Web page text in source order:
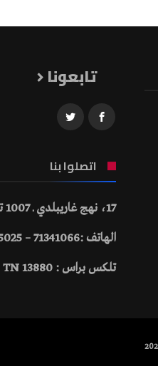
تابعونا
اتصلوا بنا
17، نهج غاريبلدي ـ 1007 تونس
الهاتف :71341066 – 71335025 – 71336386
تلكس براس : 13880 TN – تلفاكس :71336584